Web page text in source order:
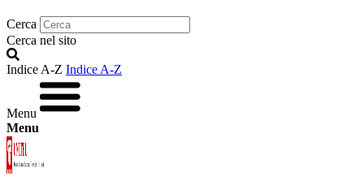
Cerca
Cerca nel sito
Indice A-Z Indice A-Z
Menu
Menu